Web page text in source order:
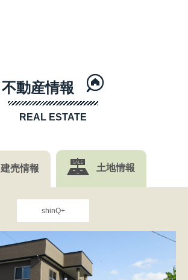
不動産情報
REAL ESTATE
建売情報 土地情報
shinQ+